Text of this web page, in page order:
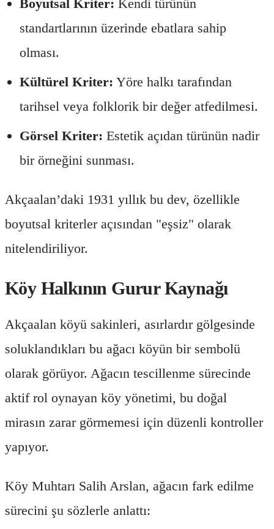
Boyutsal Kriter: Kendi türünün
standartlarının üzerinde ebatlara sahip
olması.
Kültürel Kriter: Yöre halkı tarafından
tarihsel veya folklorik bir değer atfedilmesi.
Görsel Kriter: Estetik açıdan türünün nadir
bir örneğini sunması.
Akçaalan’daki 1931 yıllık bu dev, özellikle
boyutsal kriterler açısından "eşsiz" olarak
nitelendiriliyor.
Köy Halkının Gurur Kaynağı
Akçaalan köyü sakinleri, asırlardır gölgesinde
soluklandıkları bu ağacı köyün bir sembolü
olarak görüyor. Ağacın tescillenme sürecinde
aktif rol oynayan köy yönetimi, bu doğal
mirasın zarar görmemesi için düzenli kontroller
yapıyor.
Köy Muhtarı Salih Arslan, ağacın fark edilme
sürecini şu sözlerle anlattı: